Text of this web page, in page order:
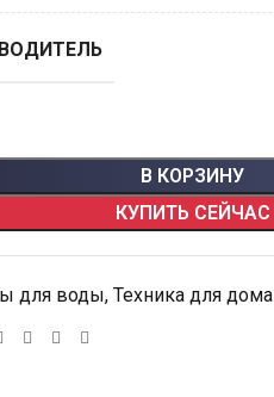
В КОРЗИНУ
КУПИТЬ СЕЙЧАС
для воды, Техника для дома